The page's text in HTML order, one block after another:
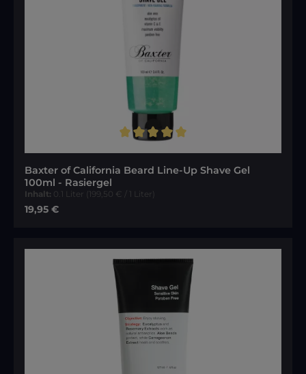
Baxter of California Beard Line-Up Shave Gel
100ml - Rasiergel
Inhalt: 0.1 Liter (199,50 € / 1 Liter)
Regulärer Preis:
19,95 €